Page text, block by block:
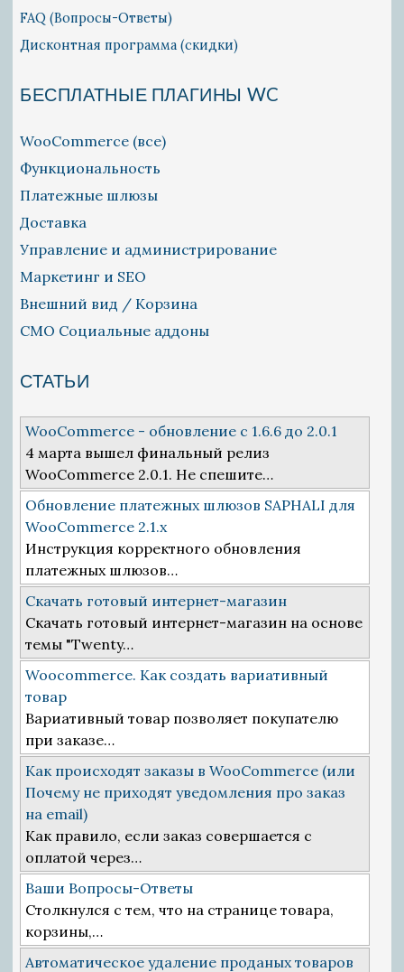
FAQ (Вопросы-Ответы)
Дисконтная программа (скидки)
БЕСПЛАТНЫЕ ПЛАГИНЫ WC
WooCommerce (все)
Функциональность
Платежные шлюзы
Доставка
Управление и администрирование
Маркетинг и SEO
Внешний вид / Корзина
СМО Социальные аддоны
СТАТЬИ
WooCommerce - обновление с 1.6.6 до 2.0.1
4 марта вышел финальный релиз
WooCommerce 2.0.1. Не спешите…
Обновление платежных шлюзов SAPHALI для
WooCommerce 2.1.x
Инструкция корректного обновления
платежных шлюзов…
Скачать готовый интернет-магазин
Скачать готовый интернет-магазин на основе
темы "Twenty…
Woocommerce. Как создать вариативный
товар
Вариативный товар позволяет покупателю
при заказе…
Как происходят заказы в WooCommerce (или
Почему не приходят уведомления про заказ
на email)
Как правило, если заказ совершается с
оплатой через…
Ваши Вопросы-Ответы
Столкнулся с тем, что на странице товара,
корзины,…
Автоматическое удаление проданых товаров